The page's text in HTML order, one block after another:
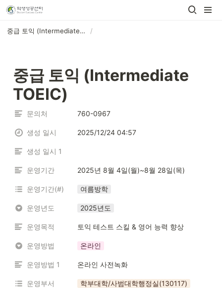
중급 토익 (Intermediate TOEIC) /
중급 토익 (Intermediate
TOEIC)
문의처 760-0967
생성 일시 2025/12/24 04:57
생성 일시 1
운영기간 2025년 8월 4일(월)~8월 28일(목)
운영기간(#) 여름방학
운영년도 2025년도
운영목적 토익 테스트 스킬 & 영어 능력 향상
운영방법 온라인
운영방법 1 온라인 사전녹화
운영부서 학부대학/사범대학행정실(130117)